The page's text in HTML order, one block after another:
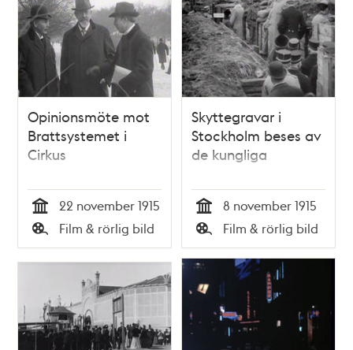
Opinionsmöte mot
Brattsystemet i
Cirkus
Tid
22 november 1915
Typ
Film & rörlig bild
Skyttegravar i
Stockholm beses av
de kungliga
Tid
8 november 1915
Typ
Film & rörlig bild